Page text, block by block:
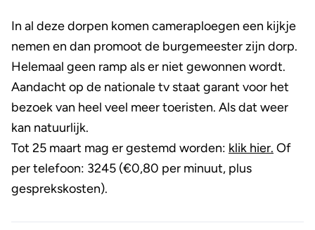
In al deze dorpen komen cameraploegen een kijkje
nemen en dan promoot de burgemeester zijn dorp.
Helemaal geen ramp als er niet gewonnen wordt.
Aandacht op de nationale tv staat garant voor het
bezoek van heel veel meer toeristen. Als dat weer
kan natuurlijk.
Tot 25 maart mag er gestemd worden: klik hier. Of
per telefoon: 3245 (€0,80 per minuut, plus
gesprekskosten).